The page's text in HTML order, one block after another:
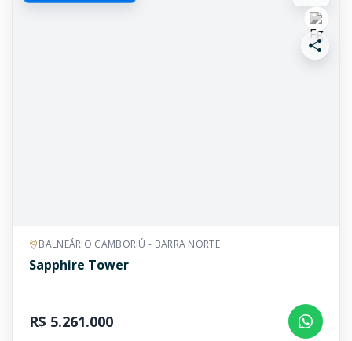
BALNEÁRIO CAMBORIÚ - BARRA NORTE
Sapphire Tower
R$ 5.261.000